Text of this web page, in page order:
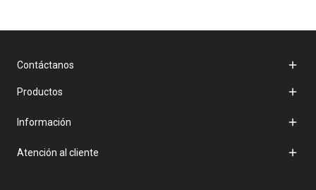
Contáctanos 
Productos 
Información 
Atención al cliente 